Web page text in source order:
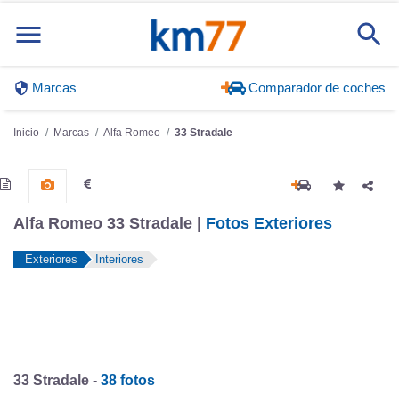
Marcas Comparador de coches
Inicio Marcas Alfa Romeo 33 Stradale
Alfa Romeo 33 Stradale | Fotos Exteriores
Exteriores Interiores
33 Stradale - 38 fotos